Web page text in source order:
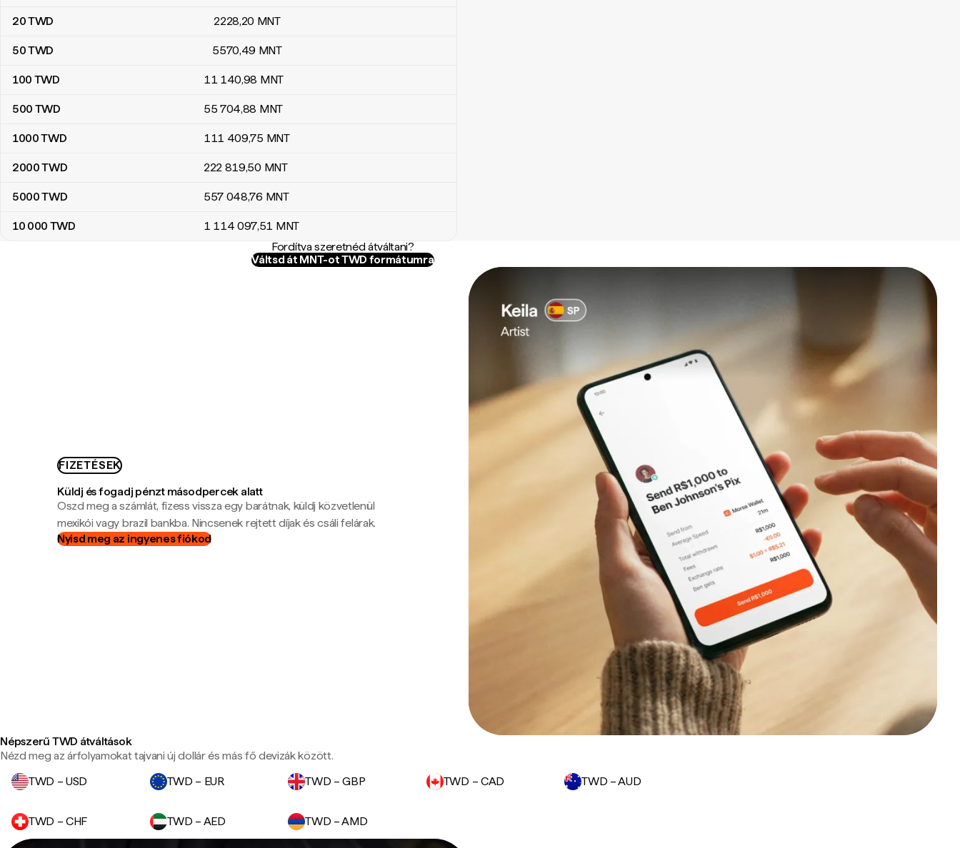
20TWD 2228,20 MNT
50TWD 5570,49 MNT
100 TWD 11 140,98 MNT
500 TWD 55 704,88 MNT
1000TWD 111 409,75 MNT
2000TWD 222 819,50 MNT
5000TWD 557 048,76 MNT
10 000 TWD 1 114 097,51 MNT
Fordítva szeretnéd átváltani?
Váltsd át MNT-ot TWD formátumra
FIZETÉSEK
Küldj és fogadj pénzt másodpercek alatt
Oszd meg a számlát, fizess vissza egy barátnak, küldj közvetlenül
mexikói vagy brazil bankba. Nincsenek rejtett díjak és csáli felárak.
Nyisd meg az ingyenes fiókod
Népszerű TWD átváltások
Nézd meg az árfolyamokat tajvani új dollár és más fő devizák között.
TWD – USD
TWD – EUR TWD – GBP TWD – CAD TWD – AUD
TWD – CHF TWD – AED TWD – AMD